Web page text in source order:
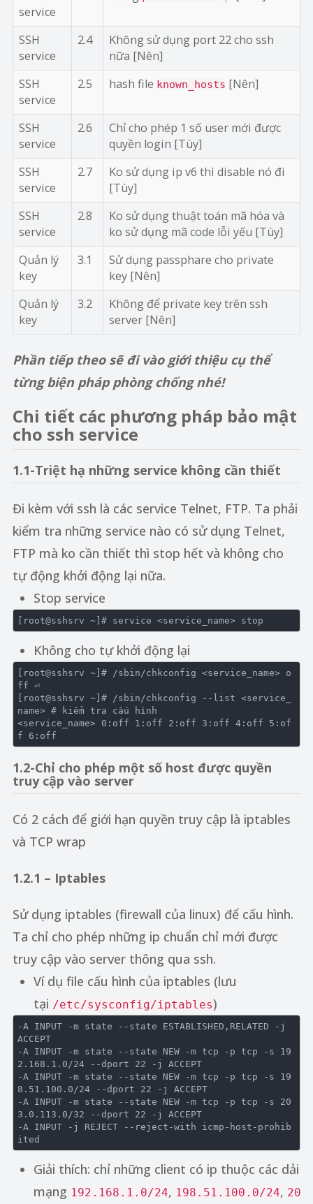
service
SSH
service
2.4
Không sử dụng port 22 cho ssh
nữa [Nên]
SSH
service
2.5 hash file known_hosts [Nên]
SSH
service
2.6
Chỉ cho phép 1 số user mới được
quyền login [Tùy]
SSH
service
2.7
Ko sử dụng ip v6 thì disable nó đi
[Tùy]
SSH
service
2.8
Ko sử dụng thuật toán mã hóa và
ko sử dụng mã code lỗi yếu [Tùy]
Quản lý
key
3.1
Sử dụng passphare cho private
key [Nên]
Quản lý
key
3.2
Không để private key trên ssh
server [Nên]
Phần tiếp theo sẽ đi vào giới thiệu cụ thể
từng biện pháp phòng chống nhé!
Chi tiết các phương pháp bảo mật
cho ssh service
1.1-Triệt hạ những service không cần thiết
Đi kèm với ssh là các service Telnet, FTP. Ta phải
kiểm tra những service nào có sử dụng Telnet,
FTP mà ko cần thiết thì stop hết và không cho
tự động khởi động lại nữa.
Stop service
[root@sshsrv ~]# service <service_name> stop
Không cho tự khởi động lại
[root@sshsrv ~]# /sbin/chkconfig <service_name> o
ff ⏎
[root@sshsrv ~]# /sbin/chkconfig --list <service_
name> # kiểm tra cấu hình
<service_name> 0 :off 1 :off 2 :off 3 :off 4 :off 5 :of
f
6 :off
1.2-Chỉ cho phép một số host được quyền
truy cập vào server
Có 2 cách để giới hạn quyền truy cập là iptables
và TCP wrap
1.2.1 – Iptables
Sử dụng iptables (firewall của linux) để cấu hình.
Ta chỉ cho phép những ip chuẩn chỉ mới được
truy cập vào server thông qua ssh.
Ví dụ file cấu hình của iptables (lưu
tại /etc/sysconfig/iptables)
-A INPUT -m state -- state ESTABLISHED,RELATED -j
ACCEPT
-A INPUT -m state -- state NEW -m tcp -p tcp - s
19
2.168 . 1.0 /24 --dport 22 -j ACCEPT
-A INPUT -m state -- state NEW -m tcp -p tcp - s
19
8.51 . 100.0 /24 --dport 22 -j ACCEPT
-A INPUT -m state -- state NEW -m tcp -p tcp - s
20
3.0 . 113.0 /32 --dport 22 -j ACCEPT
-A INPUT -j REJECT --reject-with icmp-host-prohib
Giải thích: chỉ những client có ip thuộc các dải
mạng 192.168.1.0/24, 198.51.100.0/24,